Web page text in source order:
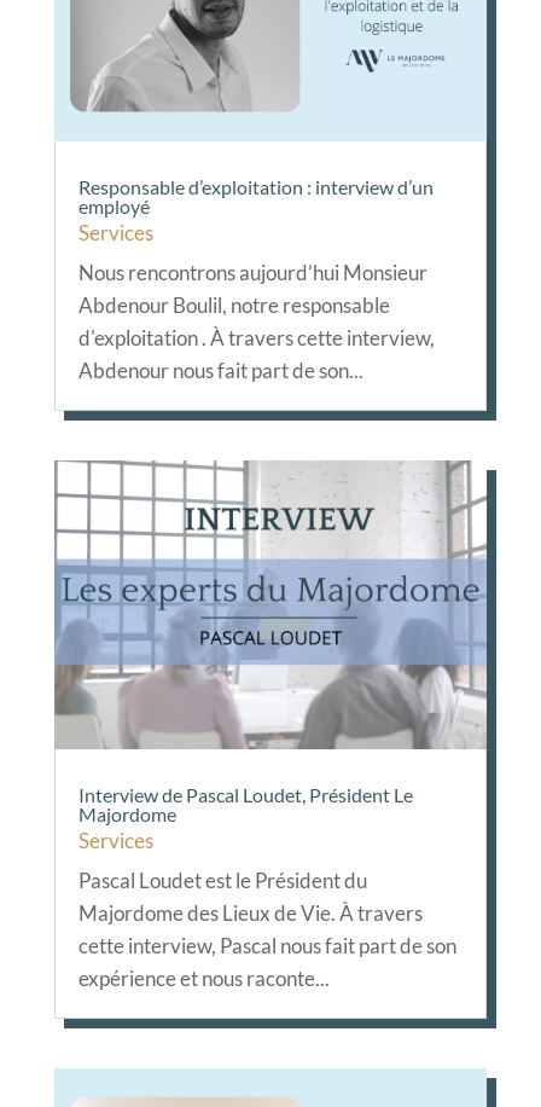
Responsable d’exploitation : interview d’un
employé
Services
Nous rencontrons aujourd’hui Monsieur
Abdenour Boulil, notre responsable
d'exploitation . À travers cette interview,
Abdenour nous fait part de son...
Interview de Pascal Loudet, Président Le
Majordome
Services
Pascal Loudet est le Président du
Majordome des Lieux de Vie. À travers
cette interview, Pascal nous fait part de son
expérience et nous raconte...